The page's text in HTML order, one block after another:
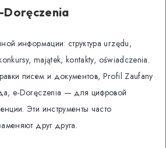
Doręczenia
информации: структура urzędu,
majątek, kontakty, oświadczenia.
писем и документов, Profil Zaufany
e-Doręczenia — для цифровой
Эти инструменты часто
друг друга.